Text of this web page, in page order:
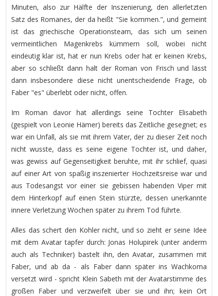
Minuten, also zur Hälfte der Inszenierung, den allerletzten
Satz des Romanes, der da heißt "Sie kommen.", und gemeint
ist das griechische Operationsteam, das sich um seinen
vermeintlichen Magenkrebs kümmern soll, wobei nicht
eindeutig klar ist, hat er nun Krebs oder hat er keinen Krebs,
aber so schließt dann halt der Roman von Frisch und lässt
dann insbesondere diese nicht unentscheidende Frage, ob
Faber "es" überlebt oder nicht, offen.
Im Roman davor hat allerdings seine Tochter Elisabeth
(gespielt von Leonie Hämer) bereits das Zeitliche gesegnet; es
war ein Unfall, als sie mit ihrem Vater, der zu dieser Zeit noch
nicht wusste, dass es seine eigene Tochter ist, und daher,
was gewiss auf Gegenseitigkeit beruhte, mit ihr schlief, quasi
auf einer Art von spaßig inszenierter Hochzeitsreise war und
aus Todesangst vor einer sie gebissen habenden Viper mit
dem Hinterkopf auf einen Stein stürzte, dessen unerkannte
innere Verletzung Wochen später zu ihrem Tod führte.
Alles das schert den Kohler nicht, und so zieht er seine Idee
mit dem Avatar tapfer durch: Jonas Holupirek (unter anderm
auch als Techniker) bastelt ihn, den Avatar, zusammen mit
Faber, und ab da - als Faber dann später ins Wachkoma
versetzt wird - spricht Klein Sabeth mit der Avatarstimme des
großen Faber und verzweifelt über sie und ihn; kein Ort